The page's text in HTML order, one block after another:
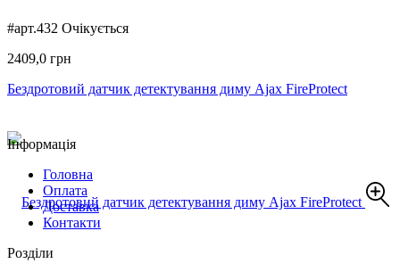
#арт.432 Очікується
2409,0 грн
Бездротовий датчик детектування диму Ajax FireProtect
Інформація
Головна
Оплата
Доставка
Контакти
Розділи